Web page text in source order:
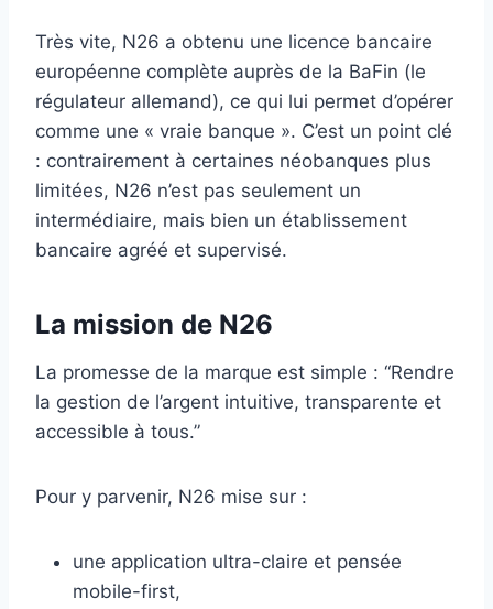
Très vite, N26 a obtenu une licence bancaire
européenne complète auprès de la BaFin (le
régulateur allemand), ce qui lui permet d’opérer
comme une « vraie banque ». C’est un point clé
: contrairement à certaines néobanques plus
limitées, N26 n’est pas seulement un
intermédiaire, mais bien un établissement
bancaire agréé et supervisé.
La mission de N26
La promesse de la marque est simple : “Rendre
la gestion de l’argent intuitive, transparente et
accessible à tous.”
Pour y parvenir, N26 mise sur :
une application ultra-claire et pensée
mobile-first,